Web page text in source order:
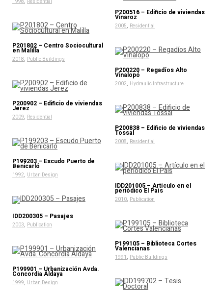
P200516 – Edificio de viviendas
Vinaroz
2005, Residential
P201802 – Centro Sociocultural
en Malilla
2018, Public Buildings
P200220 – Regadíos Alto
Vinalopó
2002, Hydraulic Infrastructure
P200902 – Edificio de viviendas
Jerez
2009, Residential
P200838 – Edificio de viviendas
Tossal
2008, Residential
P199203 – Escudo Puerto de
Benicarló
1992, Urban Design
IDD201005 – Artículo en el
periódico El País
2010, Publication
IDD200305 – Pasajes
2003, Publication
P199105 – Biblioteca Cortes
Valencianas
1991 , Public Buildings
P199901 – Urbanización Avda.
Concordia Aldaya
1999, Urban Design